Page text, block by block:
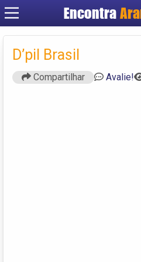
Encontra
D’pil Brasil
Compartilhar Avalie!